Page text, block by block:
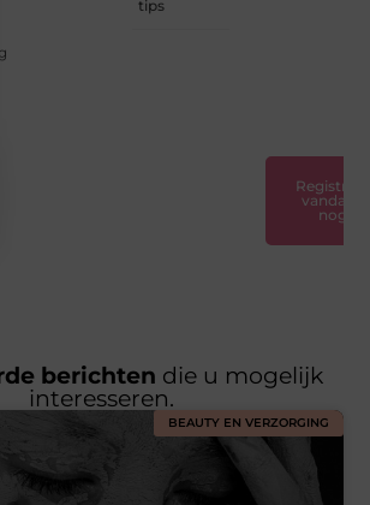
tips
Registreer
vandaag
nog
berichten die u mogelijk
interesseren.
BEAUTY EN VERZORGING